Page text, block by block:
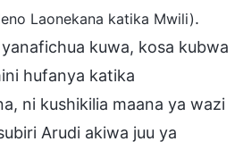
Laonekana katika Mwili).
yanafichua kuwa, kosa kubwa
hufanya katika
ni kushikilia maana ya wazi
Arudi akiwa juu ya